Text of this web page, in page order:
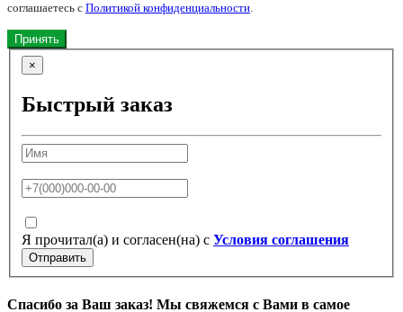
соглашаетесь с Политикой конфиденциальности.
Принять
×
Быстрый заказ
Я прочитал(а) и согласен(на) с Условия соглашения
Отправить
Спасибо за Ваш заказ! Мы свяжемся с Вами в самое